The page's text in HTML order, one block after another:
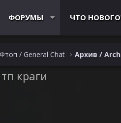
ФОРУМЫ ЧТО
/ General Chat Архив /
краги